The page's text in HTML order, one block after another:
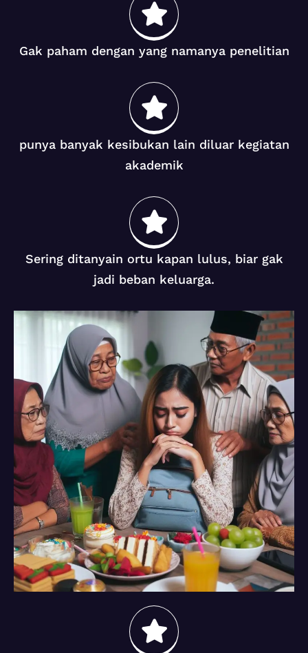
Gak paham dengan yang namanya penelitian
punya banyak kesibukan lain diluar kegiatan
akademik
Sering ditanyain ortu kapan lulus, biar gak
jadi beban keluarga.